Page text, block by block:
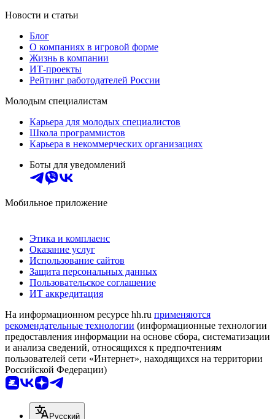
Новости и статьи
Блог
О компаниях в игровой форме
Жизнь в компании
ИТ-проекты
Рейтинг работодателей России
Молодым специалистам
Карьера для молодых специалистов
Школа программистов
Карьера в некоммерческих организациях
Боты для уведомлений
Мобильное приложение
Этика и комплаенс
Оказание услуг
Использование сайтов
Защита персональных данных
Пользовательское соглашение
ИТ аккредитация
На информационном ресурсе hh.ru применяются
рекомендательные технологии (информационные технологии
предоставления информации на основе сбора, систематизации
и анализа сведений, относящихся к предпочтениям
пользователей сети «Интернет», находящихся на территории
Российской Федерации)
Русский